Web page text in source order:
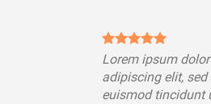
Lorem ipsum
adipiscing elit,
euismod tincidunt